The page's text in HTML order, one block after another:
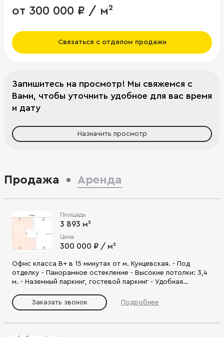
от 300 000 ₽ / м²
Связаться с отделом продажи
Запишитесь на просмотр! Мы свяжемся с
Вами, чтобы уточнить удобное для вас время
и дату
Назначить просмотр
Продажа Аренда
Площадь
3 893 м²
Цена
300 000 ₽ / м²
Офис класса В+ в 15 минутах от м. Кунцевская. - Под
отделку - Панорамное остекление - Высокие потолки: 3,4
м. - Наземный паркинг, гостевой паркинг - Удобная
Заказать звонок
Подробнее